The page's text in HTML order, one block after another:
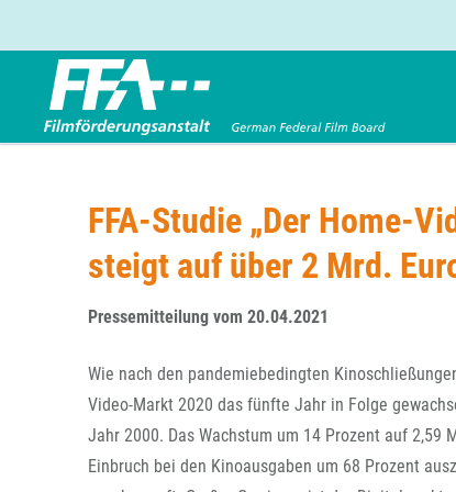
Entwicklungsförderung
Produktionsförderung
Verleihförderung
Folgevorhaben aus BKM-Preismitteln
FFA 2025
Die FFA in Kürze
Gremien
Referendariat
FFA-Studie „Der Home-
steigt auf über 2 Mrd.
Pressemitteilung vom 20.04.2021
Wie nach den pandemiebedingten
Video-Markt 2020 das fünfte Jahr in Folge
Jahr 2000. Das Wachstum um 14 Prozent auf
Einbruch bei den Kinoausgaben um 68 Prozent